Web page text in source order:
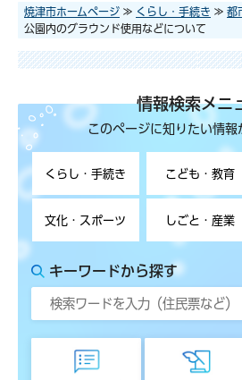
焼津市ホームページ ≫ くらし・手続き ≫ 都
公園内のグラウンド使用などについて
情報検索メニ
このページに知りたい情報
くらし・手続き こども・教育
文化・スポーツ しごと・産業
キーワードから探す